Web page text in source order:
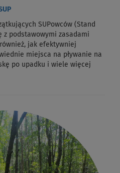
SUPowców (Stand
z podstawowymi zasadami
jak efektywniej
miejsca na pływanie na
po upadku i wiele więcej